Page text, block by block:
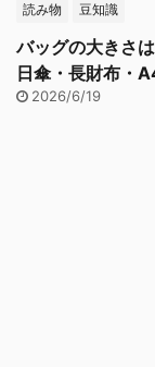
読み物 豆知識
バッグの大きさ
日傘・長財布・
2026/6/19